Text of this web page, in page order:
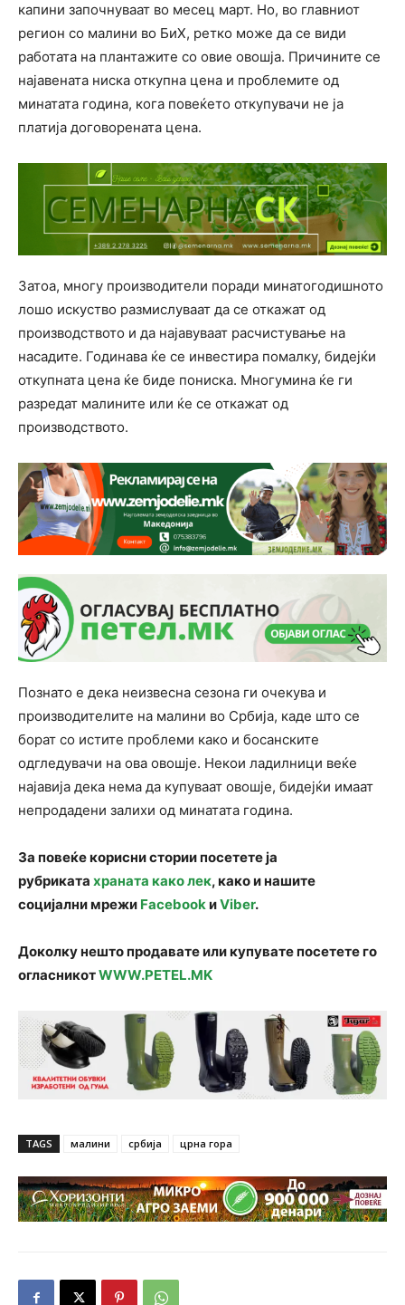
капини започнуваат во месец март. Но, во главниот
регион со малини во БиХ, ретко може да се види
работата на плантажите со овие овошја. Причините се
најавената ниска откупна цена и проблемите од
минатата година, кога повеќето откупувачи не ја
платија договорената цена.
Затоа, многу производители поради минатогодишното
лошо искуство размислуваат да се откажат од
производството и да најавуваат расчистување на
насадите. Годинава ќе се инвестира помалку, бидејќи
откупната цена ќе биде пониска. Многумина ќе ги
разредат малините или ќе се откажат од
производството.
Познато е дека неизвесна сезона ги очекува и
производителите на малини во Србија, каде што се
борат со истите проблеми како и босанските
одгледувачи на ова овошје. Некои ладилници веќе
најавија дека нема да купуваат овошје, бидејќи имаат
непродадени залихи од минатата година.
За повеќе корисни стории посетете ја
рубриката храната како лек, како и нашите
социјални мрежи FacebookиViber.
Доколку нешто продавате или купувате посетете го
огласникотWWW.PETEL.MK
TAGS малини србија црна гора